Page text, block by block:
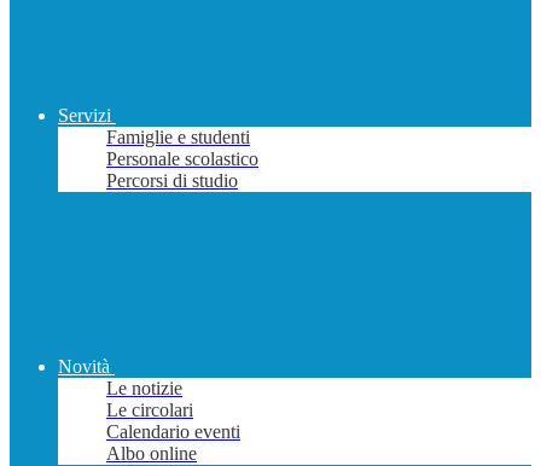
Servizi
Famiglie e studenti
Personale scolastico
Percorsi di studio
Novità
Le notizie
Le circolari
Calendario eventi
Albo online